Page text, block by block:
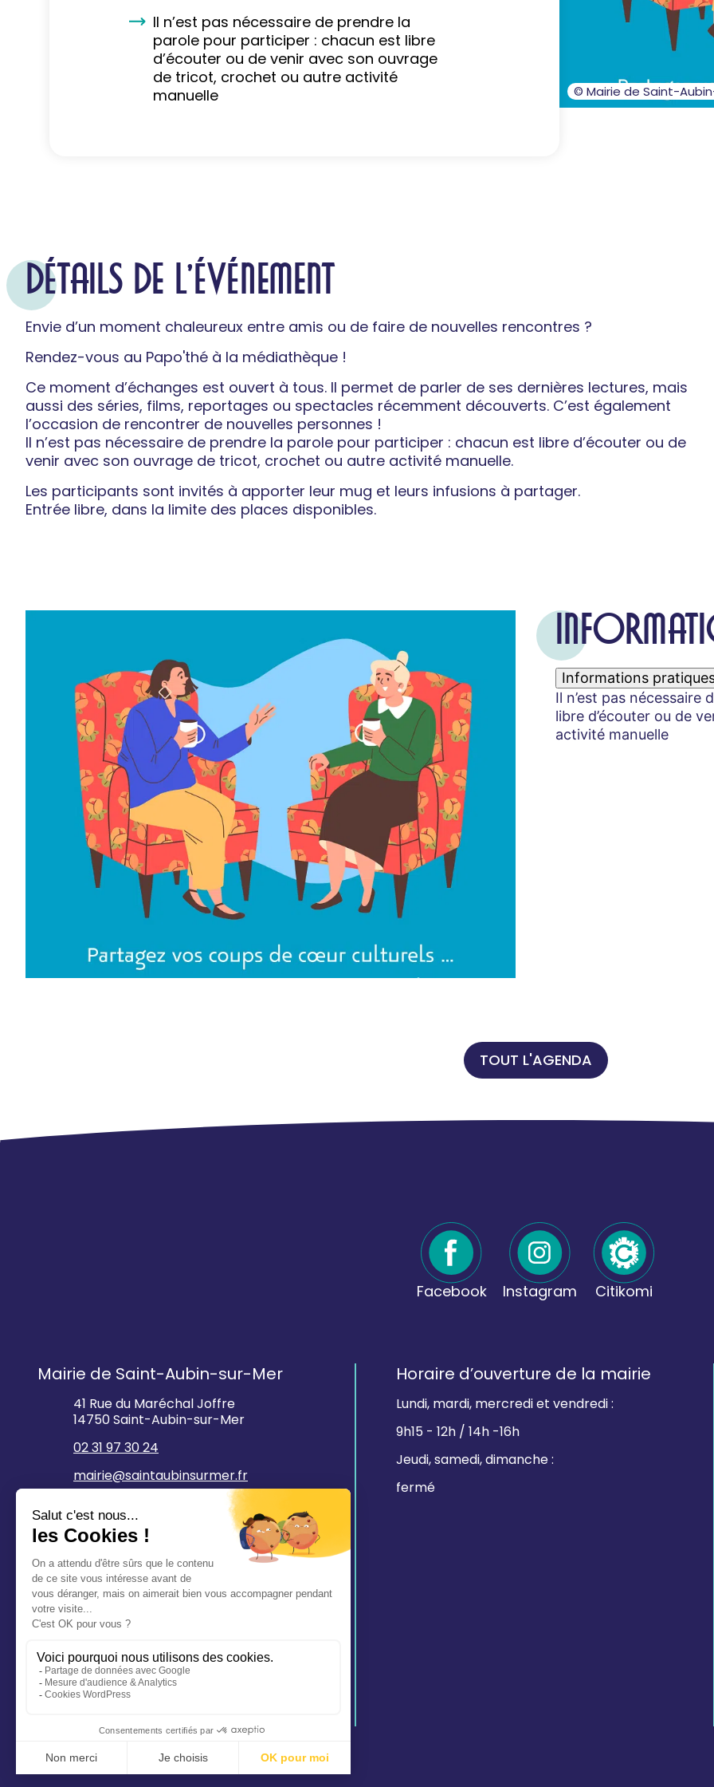
© Mairie de Saint-
Il n’est pas nécessaire de prendre la
parole pour participer : chacun est libre
d’écouter ou de venir avec son ouvrage
de tricot, crochet ou autre activité
manuelle
DÉTAILS DE L'ÉVÉNEMENT
Envie d’un moment chaleureux entre amis ou de faire de nouvelles rencontres ?
Rendez-vous au Papo'thé à la médiathèque !
Ce moment d’échanges est ouvert à tous. Il permet de parler de ses dernières lectures, mais
aussi des séries, films, reportages ou spectacles récemment découverts. C’est également
l’occasion de rencontrer de nouvelles personnes !
Il n’est pas nécessaire de prendre la parole pour participer : chacun est libre d’écouter ou de
venir avec son ouvrage de tricot, crochet ou autre activité manuelle.
Les participants sont invités à apporter leur mug et leurs infusions à partager.
Entrée libre, dans la limite des places disponibles.
Informations
Il n’est pas
libre d’écouter ou de
activité manuelle
TOUT L'AGENDA
Facebook Instagram Citikomi
Mairie de Saint-Aubin-sur-Mer
41 Rue du Maréchal Joffre
14750 Saint-Aubin-sur-Mer
02 31 97 30 24
mairie@saintaubinsurmer.fr
Horaire d’ouverture de la mairie
Lundi, mardi, mercredi et vendredi :
9h15 - 12h / 14h -16h
Jeudi, samedi, dimanche :
fermé